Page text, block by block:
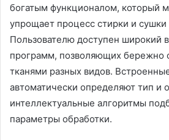
богатым функционалом, который
упрощает процесс стирки и сушки
Пользователю доступен широкий
программ, позволяющих бережно
тканями разных видов.
автоматически определяют тип и
интеллектуальные алгоритмы
параметры обработки.